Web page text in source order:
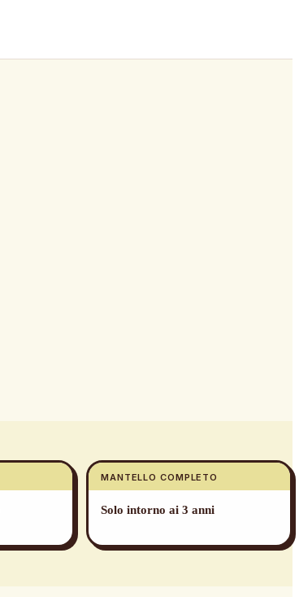
MANTELLO COMPLETO
Solo intorno ai 3 anni